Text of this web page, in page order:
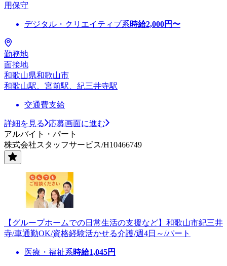
用保守
デジタル・クリエイティブ系時給2,000円〜
勤務地
面接地
和歌山県和歌山市
和歌山駅、宮前駅、紀三井寺駅
交通費支給
詳細を見る
応募画面に進む
アルバイト・パート
株式会社スタッフサービス/H10466749
【グループホームでの日常生活の支援など】和歌山市紀三井
寺/車通勤OK/資格経験活かせる介護/週4日～/パート
医療・福祉系時給1,045円